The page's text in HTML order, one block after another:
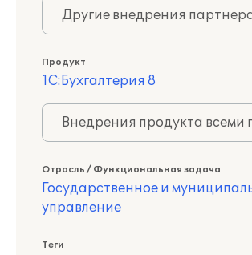
Другие внедрения
Продукт
1С:Бухгалтерия 8
Внедрения продукта
Отрасль / Функциональная задача
Государственное и
управление
Теги